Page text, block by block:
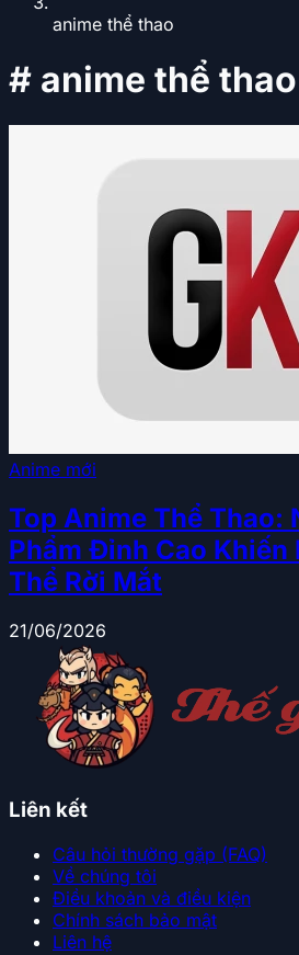
anime thể thao
# anime thể thao
Anime mới
Top Anime Thể Thao:
Phẩm Đỉnh Cao Khiến
Thể Rời Mắt
21/06/2026
Liên kết
Câu hỏi thường gặp (FAQ)
Về chúng tôi
Điều khoản và điều kiện
Chính sách bảo mật
Liên hệ